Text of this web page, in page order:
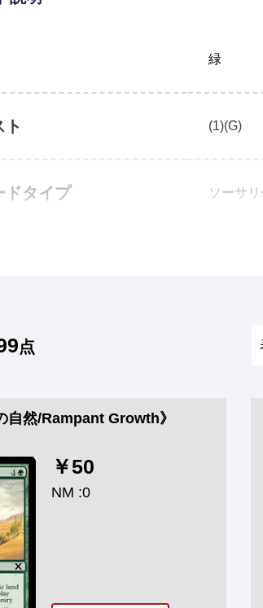
緑
ト (1)(G)
ドタイプ ソーサリ
点
自然/Rampant Growth》
￥50
NM :0